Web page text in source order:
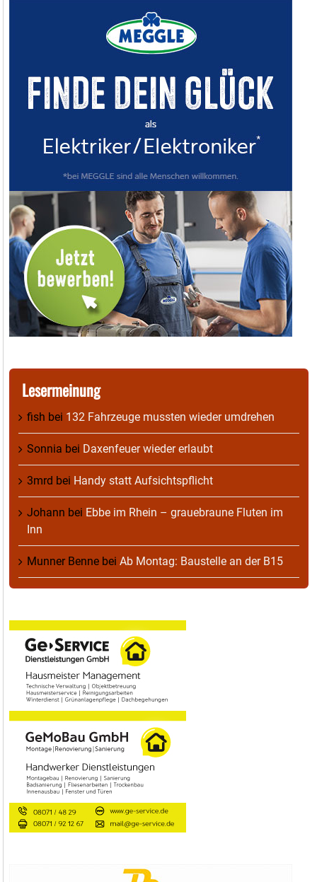
Lesermeinung
fish bei 132 Fahrzeuge mussten wieder umdrehen
Sonnia bei Daxenfeuer wieder erlaubt
3mrd bei Handy statt Aufsichtspflicht
Johann bei Ebbe im Rhein – grauebraune Fluten im
Inn
Munner Benne bei Ab Montag: Baustelle an der B15